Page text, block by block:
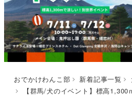
へ
移
動
おでかけわんこ部 新着記事一覧
【群馬/犬のイベント】標高1,300ｍの避暑地で愛犬の推し活！「